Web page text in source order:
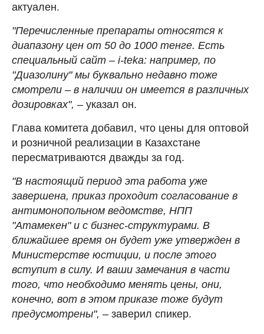
актуален.
"Перечисленные препараты относятся к
диапазону цен от 50 до 1000 тенге. Есть
специальный сайт – i-teka: например, по
"Диазолину" мы буквально недавно тоже
смотрели – в наличии он имеется в различных
дозировках", – указал он.
Глава комитета добавил, что цены для оптовой
и розничной реализации в Казахстане
пересматриваются дважды за год.
"В настоящий период эта работа уже
завершена, приказ проходит согласование в
антимонопольном ведомстве, НПП
"Атамекен" и с бизнес-структурами. В
ближайшее время он будет уже утвержден в
Министерстве юстиции, и после этого
вступит в силу. И ваши замечания в части
того, что необходимо менять цены, они,
конечно, вот в этом приказе тоже будут
предусмотрены", – заверил спикер.